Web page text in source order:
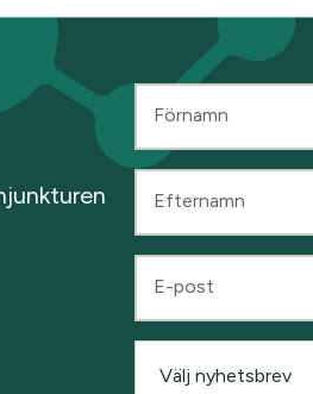
Förnamn
Efternamn
E-post
Välj nyhetsbrev